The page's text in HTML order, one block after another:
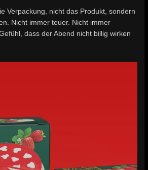
Verpackung, nicht das Produkt, sondern
Nicht immer teuer. Nicht immer
dass der Abend nicht billig wirken